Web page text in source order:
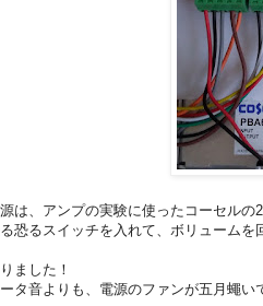
は、アンプの実験に使ったコーセルの
恐るスイッチを入れて、ボリュームを
ました！
タ音よりも、電源のファンが五月蠅い